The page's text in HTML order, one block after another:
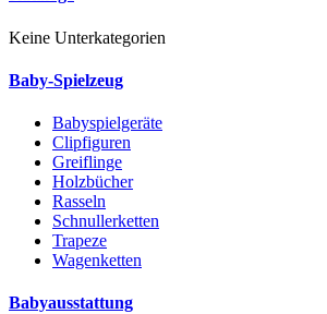
Keine Unterkategorien
Baby-Spielzeug
Babyspielgeräte
Clipfiguren
Greiflinge
Holzbücher
Rasseln
Schnullerketten
Trapeze
Wagenketten
Babyausstattung